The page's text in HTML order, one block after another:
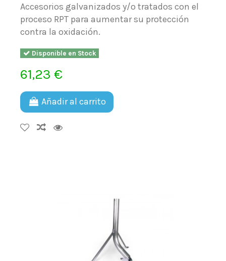
Accesorios galvanizados y/o tratados con el
proceso RPT para aumentar su protección
contra la oxidación.
Disponible en Stock
61,23 €
Añadir al carrito